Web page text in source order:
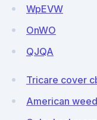
WpEVW
OnWO
QJQA
Tricare cover
American